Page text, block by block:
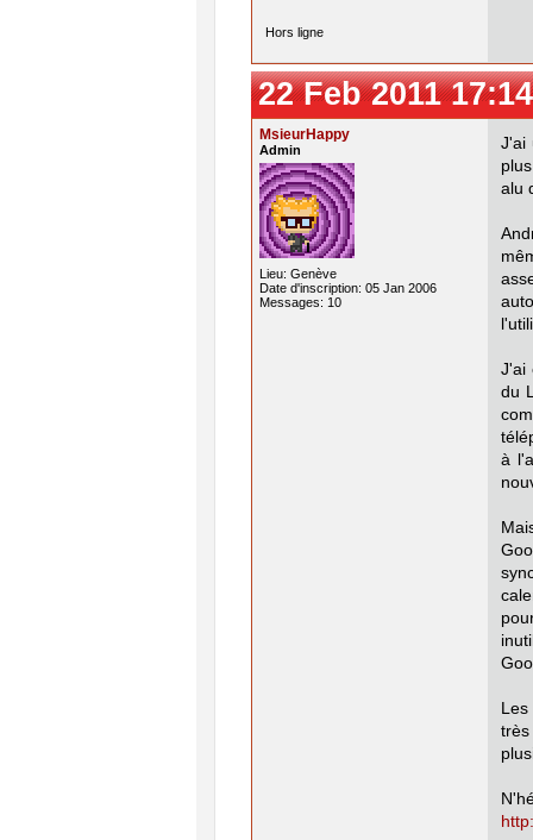
Hors ligne
22 Feb 2011
MsieurHappy
Admin
Lieu: Genève
Date d'inscription: 05 Jan 2006
Messages: 10
J'ai
alu
J'ai
du
à
très